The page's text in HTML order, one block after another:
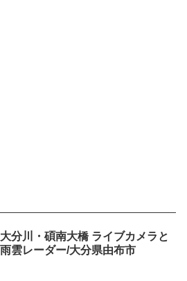
大分川・碩南大橋 ライブカメラと
雨雲レーダー/大分県由布市